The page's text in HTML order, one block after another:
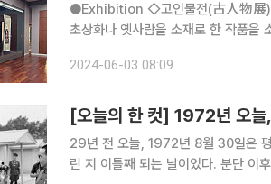
●Exhibition ◇고인물전(古人物展) 일정 6월 30일까지 장소 화정박물관 화정박물관이 소장한
초상화나 옛사람을 소재로 한 작품을
공통점과 차이점을 비교해본다.
2024-06-03 08:09
[오늘의 한 컷] 1972년 오늘
29년 전 오늘, 1972년 8월 30일은 평
린 지 이틀째 되는 날이었다. 분단 이